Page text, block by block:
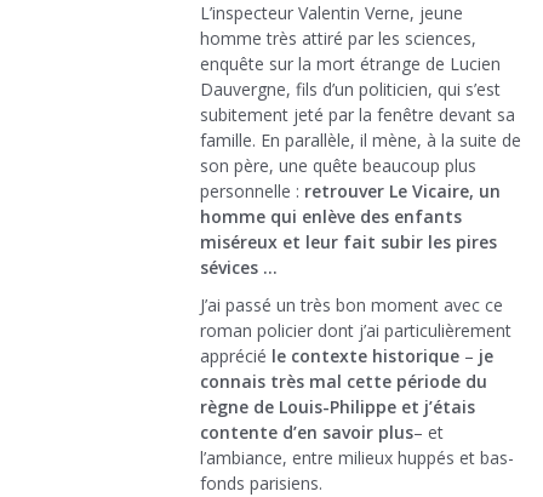
L’inspecteur Valentin Verne, jeune
homme très attiré par les sciences,
enquête sur la mort étrange de Lucien
Dauvergne, fils d’un politicien, qui s’est
subitement jeté par la fenêtre devant sa
famille. En parallèle, il mène, à la suite de
son père, une quête beaucoup plus
personnelle : retrouver Le Vicaire, un
homme qui enlève des enfants
miséreux et leur fait subir les pires
sévices …
J’ai passé un très bon moment avec ce
roman policier dont j’ai particulièrement
apprécié le contexte historique – je
connais très mal cette période du
règne de Louis-Philippe et j’étais
contente d’en savoir plus– et
l’ambiance, entre milieux huppés et bas-
fonds parisiens.